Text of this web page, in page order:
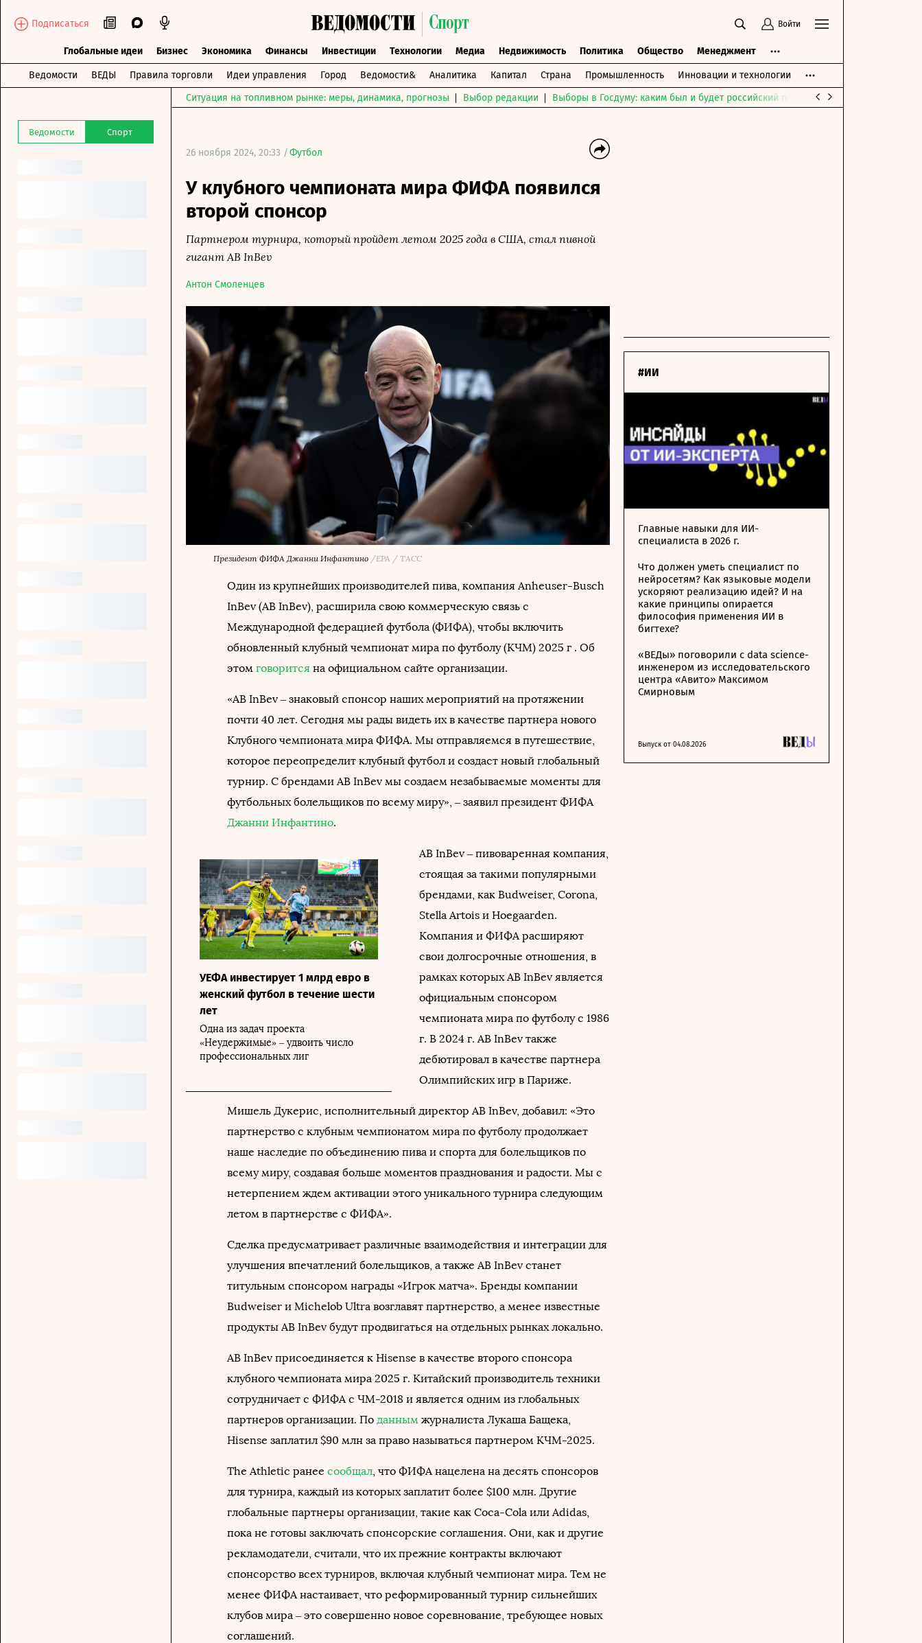
Подписаться Войти
Глобальные идеи Бизнес Экономика Финансы Инвестиции Технологии Медиа Недвижимость Политика Общество Менеджмент
Ведомости ВЕДЫ Правила торговли Идеи управления Город Ведомости& Аналитика Капитал Страна Промышленность Инновации и технологии
Ведомости Спорт
Ситуация на топливном рынке: меры, динамика, прогнозы Выбор редакции Выборы в Госдуму: каким был и будет российский парламент
26 ноября 2024, 20:33 /Футбол
У клубного чемпионата мира ФИФА появился
второй спонсор
Партнером турнира, который пройдет летом 2025 года в США, стал пивной
гигант АВ InBev
Антон Смоленцев
Президент ФИФА Джанни Инфантино /EPA / ТАСС
Один из крупнейших производителей пива, компания Anheuser-Busch
InBev (AB InBev), расширила свою коммерческую связь с
Международной федерацией футбола (ФИФА), чтобы включить
обновленный клубный чемпионат мира по футболу (КЧМ) 2025 г . Об
этом говорится на официальном сайте организации.
«AB InBev – знаковый спонсор наших мероприятий на протяжении
почти 40 лет. Сегодня мы рады видеть их в качестве партнера нового
Клубного чемпионата мира ФИФА. Мы отправляемся в путешествие,
которое переопределит клубный футбол и создаст новый глобальный
турнир. С брендами AB InBev мы создаем незабываемые моменты для
футбольных болельщиков по всему миру», – заявил президент ФИФА
Джанни Инфантино.
УЕФА инвестирует 1 млрд евро в
женский футбол в течение шести
лет
Одна из задач проекта
«Неудержимые» – удвоить число
профессиональных лиг
AB InBev – пивоваренная компания,
стоящая за такими популярными
брендами, как Budweiser, Corona,
Stella Artois и Hoegaarden.
Компания и ФИФА расширяют
свои долгосрочные отношения, в
рамках которых AB InBev является
официальным спонсором
чемпионата мира по футболу с 1986
г. В 2024 г. AB InBev также
дебютировал в качестве партнера
Олимпийских игр в Париже.
Мишель Дукерис, исполнительный директор AB InBev, добавил: «Это
партнерство с клубным чемпионатом мира по футболу продолжает
наше наследие по объединению пива и спорта для болельщиков по
всему миру, создавая больше моментов празднования и радости. Мы с
нетерпением ждем активации этого уникального турнира следующим
летом в партнерстве с ФИФА».
Сделка предусматривает различные взаимодействия и интеграции для
улучшения впечатлений болельщиков, а также AB InBev станет
титульным спонсором награды «Игрок матча». Бренды компании
Budweiser и Michelob Ultra возглавят партнерство, а менее известные
продукты AB InBev будут продвигаться на отдельных рынках локально.
AB InBev присоединяется к Hisense в качестве второго спонсора
клубного чемпионата мира 2025 г. Китайский производитель техники
сотрудничает с ФИФА с ЧМ-2018 и является одним из глобальных
партнеров организации. По данным журналиста Лукаша Бащека,
Hisense заплатил $90 млн за право называться партнером КЧМ-2025.
The Athletic ранее сообщал , что ФИФА нацелена на десять спонсоров
для турнира, каждый из которых заплатит более $100 млн. Другие
глобальные партнеры организации, такие как Coca-Cola или Adidas,
пока не готовы заключать спонсорские соглашения. Они, как и другие
рекламодатели, считали, что их прежние контракты включают
спонсорство всех турниров, включая клубный чемпионат мира. Тем не
менее ФИФА настаивает, что реформированный турнир сильнейших
клубов мира – это совершенно новое соревнование, требующее новых
соглашений.
#ИИ
Главные навыки для ИИ-
специалиста в 2026 г.
Что должен уметь специалист по
нейросетям? Как языковые модели
ускоряют реализацию идей? И на
какие принципы опирается
философия применения ИИ в
бигтехе?
«ВЕДы» поговорили с data science-
инженером из исследовательского
центра «Авито» Максимом
Смирновым
Выпуск от 04.08.2026